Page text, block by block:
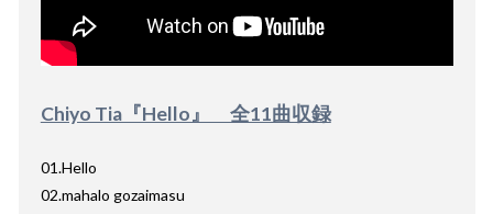
Chiyo Tia『Hello』 全11曲収録
01.Hello
02.mahalo gozaimasu